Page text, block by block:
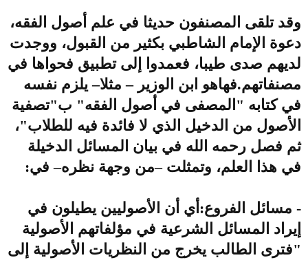
وقد تلقى المصنفون حديثا في علم أصول الفقه،
دعوة الإمام الشاطبي بكثير من القبول، ووجدت
لديهم صدى طيبا، فعمدوا إلى تطبيق فحواها في
مصنفاتهم.فهاهو ابن الوزير – مثلا– يلزم نفسه
في كتابه "المصفى في أصول الفقه" ب"تصفية
الأصول من الدخيل الذي لا فائدة فيه للطلاب"،
ثم فصل رحمه الله في بيان المسائل الدخيلة
في هذا العلم، وتمثلت –من وجهة نظره– في:
- مسائل الفروع:أي أن الأصوليين يطيلون في
إيراد المسائل الشرعية في مؤلفاتهم الأصولية
"فترى الطالب يخرج من النظريات الأصولية إلى